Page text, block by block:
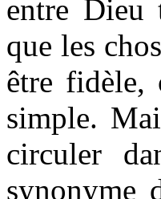
entre Dieu
que les
être fidèle,
simple.
circuler
synonyme